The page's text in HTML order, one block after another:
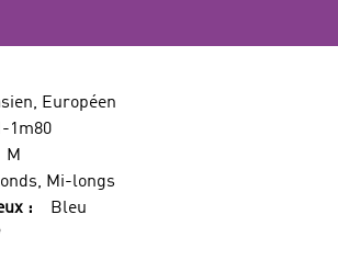
Européen
1m80
M
Mi-longs
:
Bleu